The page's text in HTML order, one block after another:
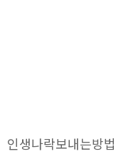
인생나락보내는방법